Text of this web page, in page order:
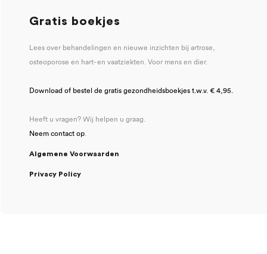
Gratis boekjes
Lees over behandelingen en nieuwe inzichten bij artrose,
osteoporose en hart- en vaatziekten. Voor mens en dier.
Download of bestel de gratis gezondheidsboekjes t.w.v. € 4,95.
Heeft u vragen? Wij helpen u graag.
Neem contact op.
Algemene Voorwaarden
Privacy Policy